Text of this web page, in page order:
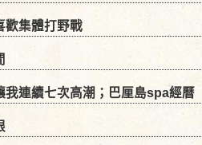
歡集體打野戰
我連續七次高潮；巴厘島spa經曆